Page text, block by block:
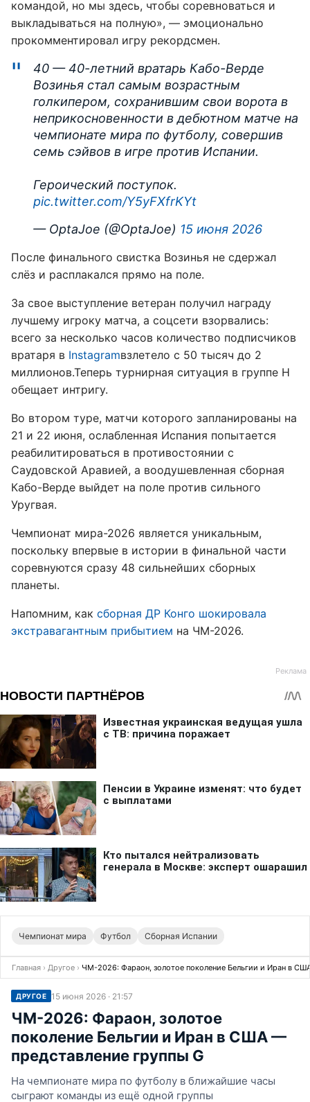
командой, но мы здесь, чтобы соревноваться и
выкладываться на полную», — эмоционально
прокомментировал игру рекордсмен.
40 — 40-летний вратарь Кабо-Верде
Возинья стал самым возрастным
голкипером, сохранившим свои ворота в
неприкосновенности в дебютном матче на
чемпионате мира по футболу, совершив
семь сэйвов в игре против Испании.
Героический поступок.
pic.twitter.com/Y5yFXfrKYt
— OptaJoe (@OptaJoe) 15 июня 2026
После финального свистка Возинья не сдержал
слёз и расплакался прямо на поле.
За свое выступление ветеран получил награду
лучшему игроку матча, а соцсети взорвались:
всего за несколько часов количество подписчиков
вратаря в Instagramвзлетело с 50 тысяч до 2
миллионов.Теперь турнирная ситуация в группе H
обещает интригу.
Во втором туре, матчи которого запланированы на
21 и 22 июня, ослабленная Испания попытается
реабилитироваться в противостоянии с
Саудовской Аравией, а воодушевленная сборная
Кабо-Верде выйдет на поле против сильного
Уругвая.
Чемпионат мира-2026 является уникальным,
поскольку впервые в истории в финальной части
соревнуются сразу 48 сильнейших сборных
планеты.
Напомним, как сборная ДР Конго шокировала
экстравагантным прибытием на ЧМ-2026.
Чемпионат мира Футбол Сборная Испании
Главная › Другое › ЧМ-2026: Фараон, золотое поколение Бельгии и Иран в
ДРУГОЕ 15 июня 2026 · 21:57
ЧМ-2026: Фараон, золотое
поколение Бельгии и Иран в США —
представление группы G
На чемпионате мира по футболу в ближайшие часы
сыграют команды из ещё одной группы